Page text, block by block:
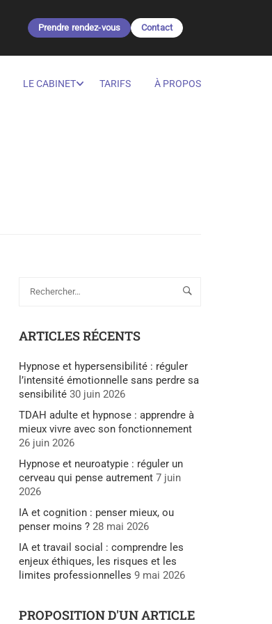
Prendre rendez-vous Contact
LE CABINET TARIFS À PROPOS
ARTICLES RÉCENTS
Hypnose et hypersensibilité : réguler
l’intensité émotionnelle sans perdre sa
sensibilité 30 juin 2026
TDAH adulte et hypnose : apprendre à
mieux vivre avec son fonctionnement
26 juin 2026
Hypnose et neuroatypie : réguler un
cerveau qui pense autrement 7 juin
2026
IA et cognition : penser mieux, ou
penser moins ? 28 mai 2026
IA et travail social : comprendre les
enjeux éthiques, les risques et les
limites professionnelles 9 mai 2026
PROPOSITION D'UN ARTICLE